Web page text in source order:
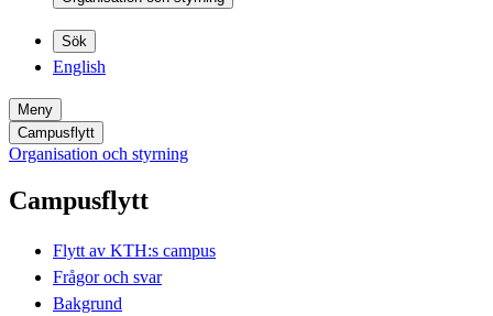
Sök
English
Meny
Campusflytt
Organisation och styrning
Campusflytt
Flytt av KTH:s campus
Frågor och svar
Bakgrund